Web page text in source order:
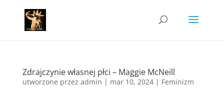
Zdrajczynie własnej płci – Maggie McNeill
utworzone przez admin | mar 10, 2024| Feminizm